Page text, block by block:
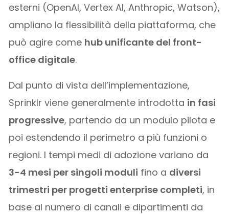
esterni (OpenAI, Vertex AI, Anthropic, Watson),
ampliano la flessibilità della piattaforma, che
può agire come hub unificante del front-
office digitale.
Dal punto di vista dell’implementazione,
Sprinklr viene generalmente introdotta in fasi
progressive, partendo da un modulo pilota e
poi estendendo il perimetro a più funzioni o
regioni. I tempi medi di adozione variano da
3-4 mesi per singoli moduli fino a diversi
trimestri per progetti enterprise completi, in
base al numero di canali e dipartimenti da